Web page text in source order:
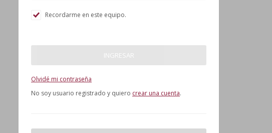
Recordarme en este equipo.
INGRESAR
Olvidé mi contraseña
No soy usuario registrado y quiero crear una cuenta.